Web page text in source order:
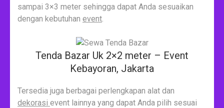
sampai 3×3 meter sehingga dapat Anda sesuaikan
dengan kebutuhan event
Tenda Bazar Uk 2×2 meter – Event
Kebayoran, Jakarta
Tersedia juga berbagai perlengkapan alat dan
dekorasi event lainnya yang dapat Anda pilih sesuai